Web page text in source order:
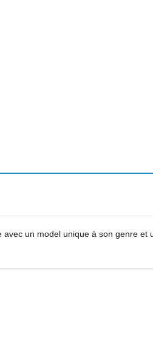
avec un model unique à son genre et